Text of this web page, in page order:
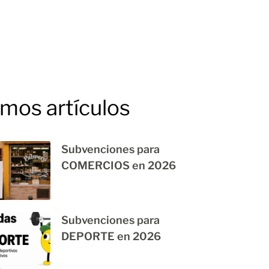
artículos
Subvenciones para
COMERCIOS en 2026
Subvenciones para
DEPORTE en 2026